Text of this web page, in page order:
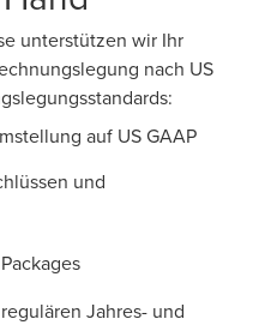
unterstützen wir Ihr
nach US
auf US GAAP
und
Jahres- und